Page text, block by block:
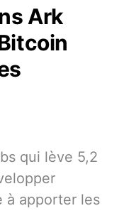
Ark
qui lève 5,2
à apporter les